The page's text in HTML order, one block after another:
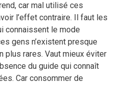
car mal utilisé ces
l’effet contraire. Il faut les
connaissent le mode
gens n’existent presque
plus rares. Vaut mieux éviter
du guide qui connaît
Car consommer de